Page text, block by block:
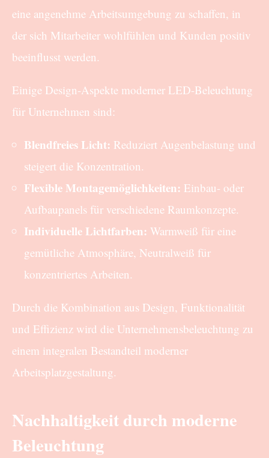
eine angenehme Arbeitsumgebung zu schaffen, in
der sich Mitarbeiter wohlfühlen und Kunden positiv
beeinflusst werden.
Einige Design-Aspekte moderner LED-Beleuchtung
für Unternehmen sind:
Blendfreies Licht: Reduziert Augenbelastung und
steigert die Konzentration.
Flexible Montagemöglichkeiten: Einbau- oder
Aufbaupanels für verschiedene Raumkonzepte.
Individuelle Lichtfarben: Warmweiß für eine
gemütliche Atmosphäre, Neutralweiß für
konzentriertes Arbeiten.
Durch die Kombination aus Design, Funktionalität
und Effizienz wird die Unternehmensbeleuchtung zu
einem integralen Bestandteil moderner
Arbeitsplatzgestaltung.
Nachhaltigkeit durch moderne
Beleuchtung